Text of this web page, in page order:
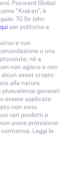
Payward Global
"Kraken", è
70 Sir John
qui per politiche e
e non
o una
né a
non agisce e non
alcun asset crypto
alla natura
generati
essere applicate
non sono
vari prodotti e
avere protezione
Leggi le